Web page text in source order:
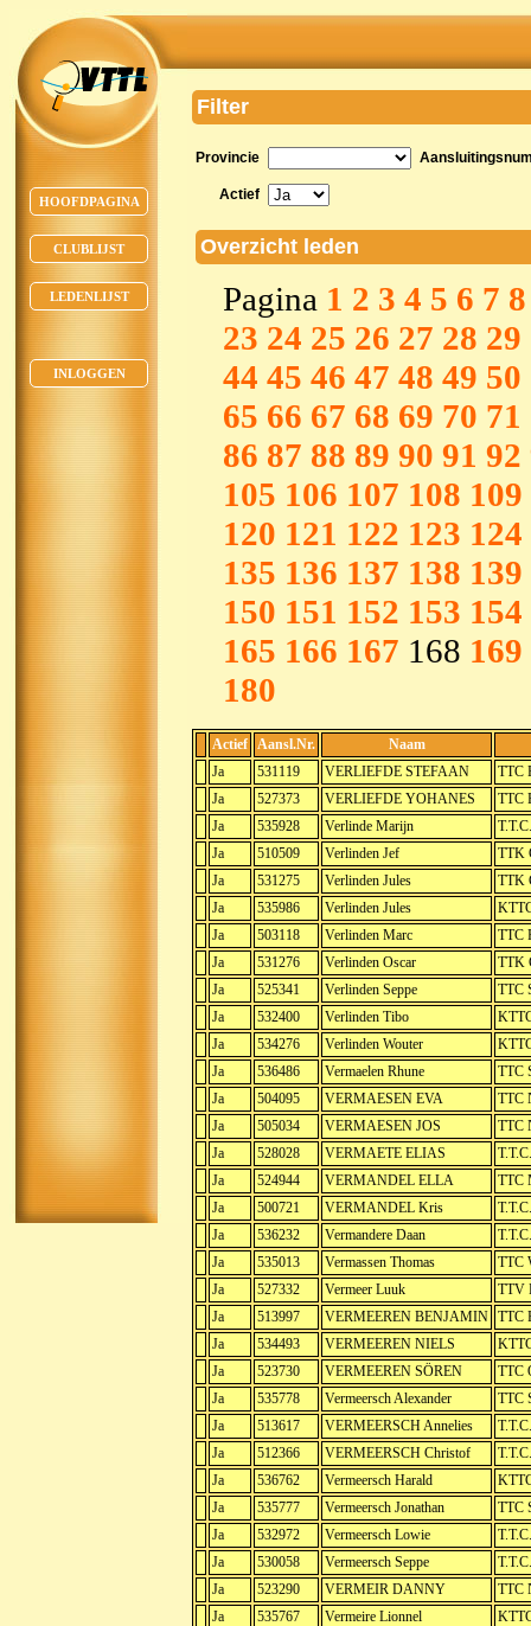
HOOFDPAGINA
CLUBLIJST
LEDENLIJST
INLOGGEN
Filter
Provincie
Actief
Overzicht leden
Pagina 1 2 3 4 5 6 7 8
23 24 25 26 27 28 29
44 45 46 47 48 49 50
65 66 67 68 69 70 71
86 87 88 89 90 91 92
105 106 107 108 109
120 121 122 123 124
135 136 137 138 139
150 151 152 153 154
165 166 167 168 169
180
Actief Aansl.Nr.
Naam
Ja
531119 VERLIEFDE STEFAAN
TTC
Ja
527373 VERLIEFDE YOHANES
TTC
Ja
535928 Verlinde Marijn
Ja
510509 Verlinden Jef
TTK
Ja
531275 Verlinden Jules
TTK
Ja
535986 Verlinden Jules
Ja
503118 Verlinden Marc
TTC
Ja
531276 Verlinden Oscar
TTK
Ja
525341 Verlinden Seppe
TTC
Ja
532400 Verlinden Tibo
Ja
534276 Verlinden Wouter
Ja
536486 Vermaelen Rhune
TTC
Ja
504095 VERMAESEN EVA
TTC
Ja
505034 VERMAESEN JOS
TTC
Ja
528028 VERMAETE ELIAS
Ja
524944 VERMANDEL ELLA
TTC
Ja
500721 VERMANDEL Kris
Ja
536232 Vermandere Daan
Ja
535013 Vermassen Thomas
TTC
Ja
527332 Vermeer Luuk
TTV
Ja
513997 VERMEEREN BENJAMIN TTC
Ja
534493 VERMEEREN NIELS
Ja
523730 VERMEEREN SÖREN
TTC
Ja
535778 Vermeersch Alexander
TTC
Ja
513617 VERMEERSCH Annelies
Ja
512366 VERMEERSCH Christof
Ja
536762 Vermeersch Harald
Ja
535777 Vermeersch Jonathan
TTC
Ja
532972 Vermeersch Lowie
Ja
530058 Vermeersch Seppe
Ja
523290 VERMEIR DANNY
TTC
Ja
535767 Vermeire Lionnel